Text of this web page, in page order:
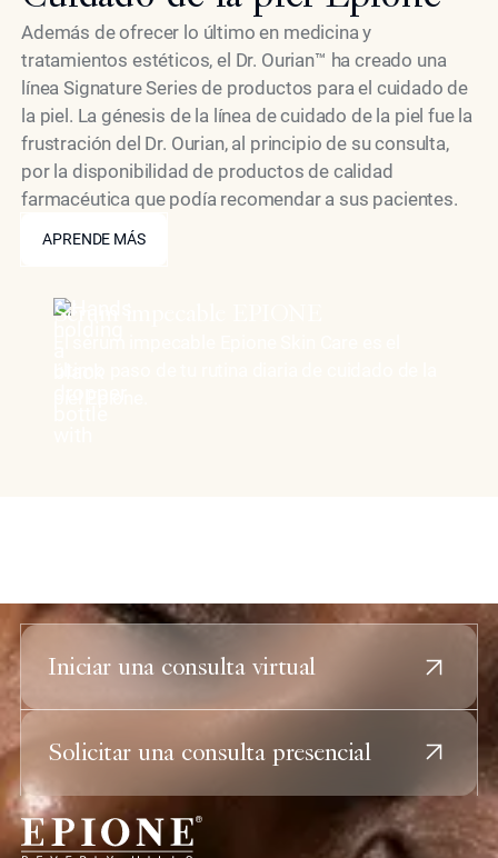
mundo una rinoplastia no quirúrgica en Beverly
Hills.
Además de ofrecer lo último en medicina y
tratamientos estéticos, el Dr. Ourian™ ha creado una
línea Signature Series de productos para el cuidado de
la piel. La génesis de la línea de cuidado de la piel fue la
frustración del Dr. Ourian, al principio de su consulta,
por la disponibilidad de productos de calidad
farmacéutica que podía recomendar a sus pacientes.
APRENDE MÁS
APRENDE MÁS
Sérum impecable EPIONE
Iniciar una consulta virtual
Solicitar una consulta presencial